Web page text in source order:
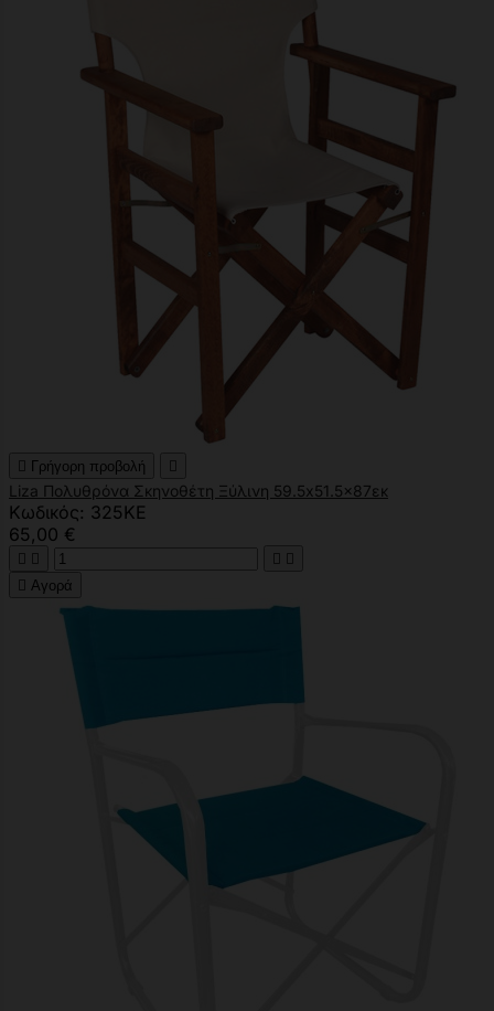
 Γρήγορη προβολή 
Liza Πολυθρόνα Σκηνοθέτη Ξύλινη 59.5x51.5x87εκ
Κωδικός: 325KE
65,00 €
   
 Αγορά